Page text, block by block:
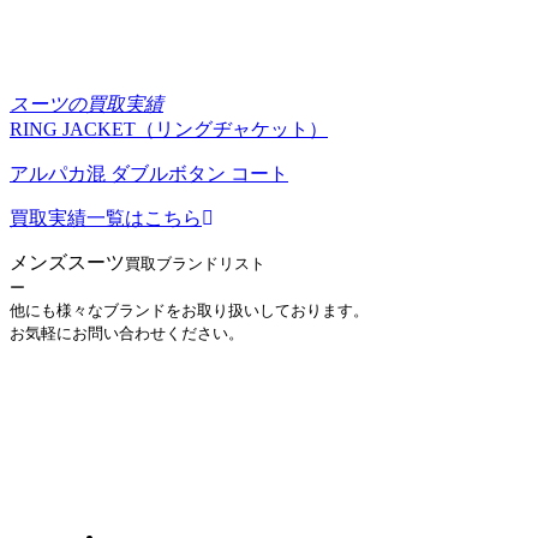
スーツの買取実績
RING JACKET（リングヂャケット）
アルパカ混 ダブルボタン コート
買取実績一覧はこちら
メンズスーツ買取ブランドリスト
ー
他にも様々なブランドをお取り扱いしております。
お気軽にお問い合わせください。